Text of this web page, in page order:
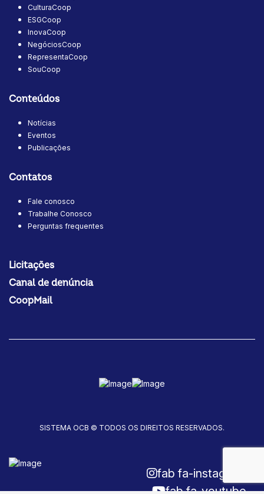
CulturaCoop
ESGCoop
InovaCoop
NegóciosCoop
RepresentaCoop
SouCoop
Conteúdos
Notícias
Eventos
Publicações
Contatos
Fale conosco
Trabalhe Conosco
Perguntas frequentes
Licitações
Canal de denúncia
CoopMail
SISTEMA OCB © TODOS OS DIREITOS RESERVADOS.
fab fa-instagram
fab fa-youtube